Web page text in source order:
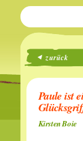
zurück
Paule ist
Kirsten Boie